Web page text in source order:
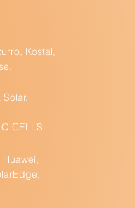
Kostal,
e.
Solar,
CELLS.